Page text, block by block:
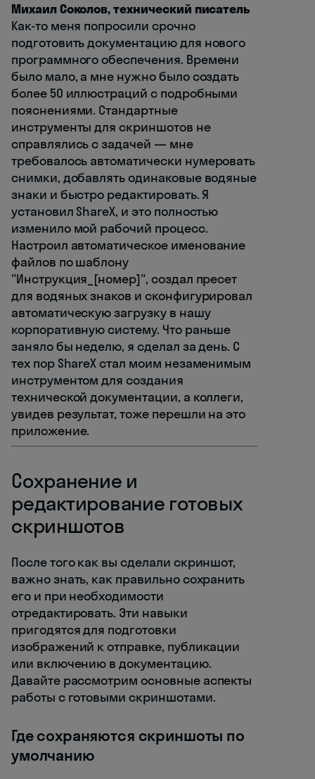
Михаил Соколов, технический писатель
Как-то меня попросили срочно
подготовить документацию для нового
программного обеспечения. Времени
было мало, а мне нужно было создать
более 50 иллюстраций с подробными
пояснениями. Стандартные
инструменты для скриншотов не
справлялись с задачей — мне
требовалось автоматически нумеровать
снимки, добавлять одинаковые водяные
знаки и быстро редактировать. Я
установил ShareX, и это полностью
изменило мой рабочий процесс.
Настроил автоматическое именование
файлов по шаблону
"Инструкция_[номер]", создал пресет
для водяных знаков и сконфигурировал
автоматическую загрузку в нашу
корпоративную систему. Что раньше
заняло бы неделю, я сделал за день. С
тех пор ShareX стал моим незаменимым
инструментом для создания
технической документации, а коллеги,
увидев результат, тоже перешли на это
приложение.
Сохранение и
редактирование готовых
скриншотов
После того как вы сделали скриншот,
важно знать, как правильно сохранить
его и при необходимости
отредактировать. Эти навыки
пригодятся для подготовки
изображений к отправке, публикации
или включению в документацию.
Давайте рассмотрим основные аспекты
работы с готовыми скриншотами.
Где сохраняются скриншоты по
умолчанию